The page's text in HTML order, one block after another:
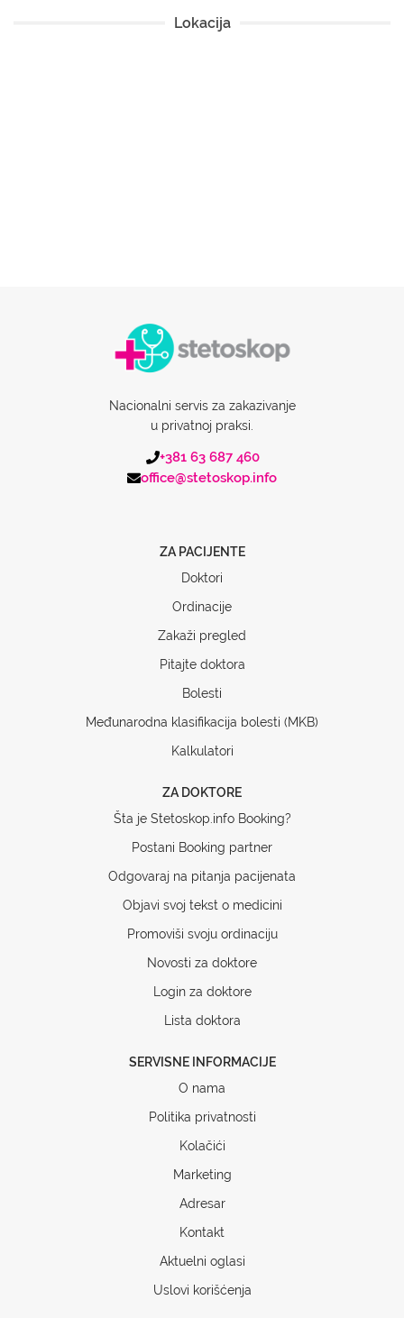
Lokacija
Nacionalni servis za zakazivanje
u privatnoj praksi.
+381 63 687 460
office@stetoskop.info
ZA PACIJENTE
Doktori
Ordinacije
Zakaži pregled
Pitajte doktora
Bolesti
Međunarodna klasifikacija bolesti (MKB)
Kalkulatori
ZA DOKTORE
Šta je Stetoskop.info Booking?
Postani Booking partner
Odgovaraj na pitanja pacijenata
Objavi svoj tekst o medicini
Promoviši svoju ordinaciju
Novosti za doktore
Login za doktore
Lista doktora
SERVISNE INFORMACIJE
O nama
Politika privatnosti
Kolačići
Marketing
Adresar
Kontakt
Aktuelni oglasi
Uslovi korišćenja